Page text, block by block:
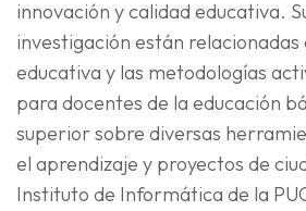
innovación y calidad educativa.
investigación están relacionadas
educativa y las metodologías
para docentes de la educación
superior sobre diversas
el aprendizaje y proyectos de
Instituto de Informática de la